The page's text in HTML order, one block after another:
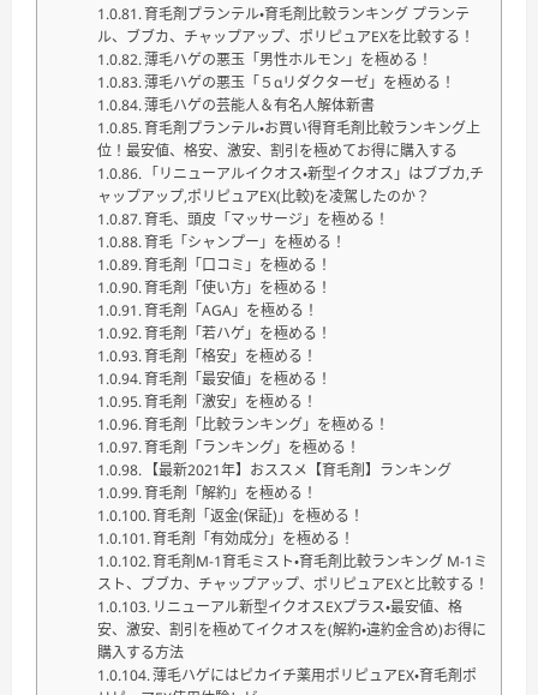
育毛剤プランテル・育毛剤比較ランキング プランテ
ル、ブブカ、チャップアップ、ポリピュアEXを比較する！
薄毛ハゲの悪玉「男性ホルモン」を極める！
薄毛ハゲの悪玉「５αリダクターゼ」を極める！
薄毛ハゲの芸能人＆有名人解体新書
育毛剤プランテル・お買い得育毛剤比較ランキング上
位！最安値、格安、激安、割引を極めてお得に購入する
「リニューアルイクオス・新型イクオス」はブブカ,チ
ャップアップ,ポリピュアEX(比較)を凌駕したのか？
育毛、頭皮「マッサージ」を極める！
育毛「シャンプー」を極める！
育毛剤「口コミ」を極める！
育毛剤「使い方」を極める！
育毛剤「AGA」を極める！
育毛剤「若ハゲ」を極める！
育毛剤「格安」を極める！
育毛剤「最安値」を極める！
育毛剤「激安」を極める！
育毛剤「比較ランキング」を極める！
育毛剤「ランキング」を極める！
【最新2021年】おススメ【育毛剤】ランキング
育毛剤「解約」を極める！
育毛剤「返金(保証)」を極める！
育毛剤「有効成分」を極める！
育毛剤M-1育毛ミスト・育毛剤比較ランキング M-1ミ
スト、ブブカ、チャップアップ、ポリピュアEXと比較する！
リニューアル新型イクオスEXプラス・最安値、格
安、激安、割引を極めてイクオスを(解約・違約金含め)お得に
購入する方法
薄毛ハゲにはピカイチ薬用ポリピュアEX・育毛剤ポ